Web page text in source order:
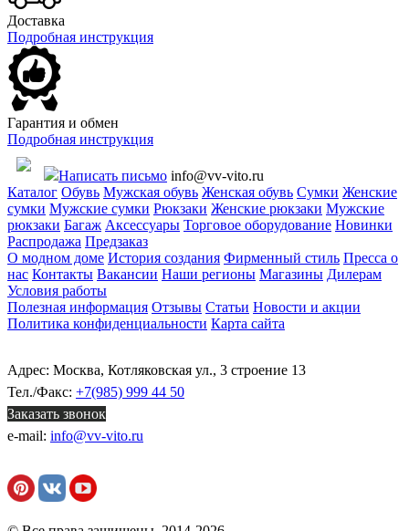
Доставка
Подробная инструкция
Гарантия и обмен
Подробная инструкция
Написать письмо info@vv-vito.ru
Каталог Обувь Мужская обувь Женская обувь Сумки Женские
сумки Мужские сумки Рюкзаки Женские рюкзаки Мужские
рюкзаки Багаж Аксессуары Торговое оборудование Новинки
Распродажа Предзаказ
О модном доме История создания Фирменный стиль Пресса о
нас Контакты Вакансии Наши регионы Магазины Дилерам
Условия работы
Полезная информация Отзывы Статьи Новости и акции
Политика конфиденциальности Карта сайта
Адрес: Москва, Котляковская ул., 3 строение 13
Тел./Факс: +7(985) 999 44 50
Заказать звонок
e-mail: info@vv-vito.ru